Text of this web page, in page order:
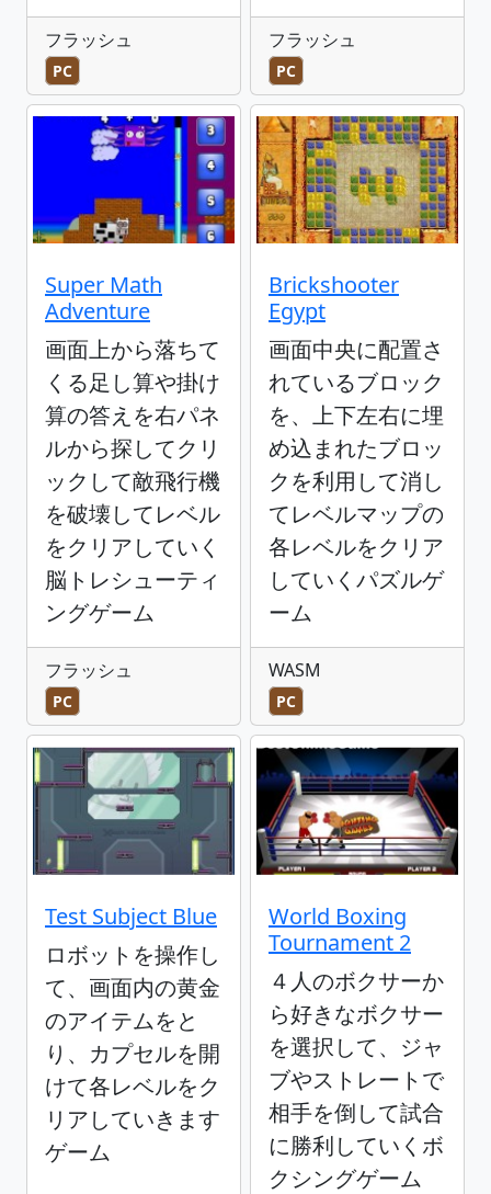
フラッシュ
PC
フラッシュ
PC
Super Math
Adventure
画面上から落ちて
くる足し算や掛け
算の答えを右パネ
ルから探してクリ
ックして敵飛行機
を破壊してレベル
をクリアしていく
脳トレシューティ
ングゲーム
フラッシュ
PC
Brickshooter
Egypt
画面中央に配置さ
れているブロック
を、上下左右に埋
め込まれたブロッ
クを利用して消し
てレベルマップの
各レベルをクリア
していくパズルゲ
ーム
WASM
PC
Test Subject Blue
ロボットを操作し
て、画面内の黄金
のアイテムをと
り、カプセルを開
けて各レベルをク
リアしていきます
ゲーム
World Boxing
Tournament 2
４人のボクサーか
ら好きなボクサー
を選択して、ジャ
ブやストレートで
相手を倒して試合
に勝利していくボ
クシングゲーム